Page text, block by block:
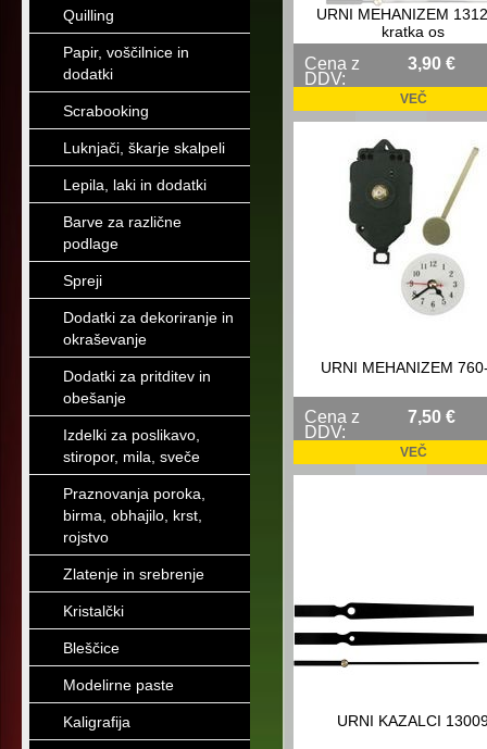
Quilling
Papir, voščilnice in
dodatki
Scrabooking
Luknjači, škarje skalpeli
Lepila, laki in dodatki
Barve za različne
podlage
Spreji
Dodatki za dekoriranje in
okraševanje
Dodatki za pritditev in
obešanje
Izdelki za poslikavo,
stiropor, mila, sveče
Praznovanja poroka,
birma, obhajilo, krst,
rojstvo
Zlatenje in srebrenje
Kristalčki
Bleščice
Modelirne paste
Kaligrafija
URNI MEHANIZEM
kratka os
Cena z
DDV:
3,90 €
VEČ
URNI MEHANIZEM
Cena z
DDV:
7,50 €
VEČ
URNI KAZALCI